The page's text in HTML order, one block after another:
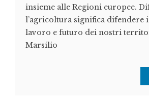
insieme alle Regioni europee.
l’agricoltura significa difendere
lavoro e futuro dei nostri
Marsilio